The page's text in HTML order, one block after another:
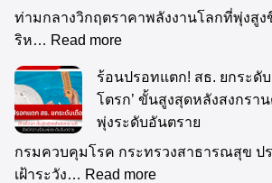
ท่ามกลางวิกฤตราคาพลังงานโลกที่พุ่งสูง
ริห… Read more
ร้อนปรอทแตก! สธ. ยกระดั
โตรก’ ขั้นสูงสุดหลังสงกรา
พุ่งระดับอันตราย
กรมควบคุมโรค กระทรวงสาธารณสุข ป
เฝ้าระวัง… Read more